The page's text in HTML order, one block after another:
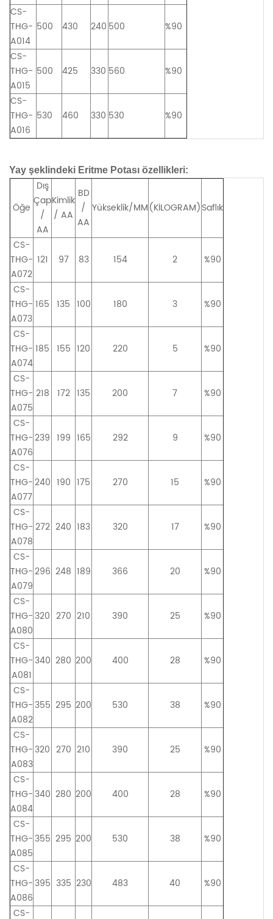
CS-
THG-
A014
500 430 240 500 %90
CS-
THG-
A015
500 425 330 560 %90
CS-
THG-
A016
530 460 330 530 %90
Yay şeklindeki Eritme Potası özellikleri:
Öğe
Dış
Çap
/
AA
Kimlik
/ AA
BD
/
AA
Yükseklik/MM(KİLOGRAM)Saflık
CS-
THG-
A072
121 97 83 154 2 %90
CS-
THG-
A073
165 135 100 180 3 %90
CS-
THG-
A074
185 155 120 220 5 %90
CS-
THG-
A075
218 172 135 200 7 %90
CS-
THG-
A076
239 199 165 292 9 %90
CS-
THG-
A077
240 190 175 270 15 %90
CS-
THG-
A078
272 240 183 320 17 %90
CS-
THG-
A079
296 248 189 366 20 %90
CS-
THG-
A080
320 270 210 390 25 %90
CS-
THG-
A081
340 280 200 400 28 %90
CS-
THG-
A082
355 295 200 530 38 %90
CS-
THG-
A083
320 270 210 390 25 %90
CS-
THG-
A084
340 280 200 400 28 %90
CS-
THG-
A085
355 295 200 530 38 %90
CS-
THG-
A086
395 335 230 483 40 %90
CS-